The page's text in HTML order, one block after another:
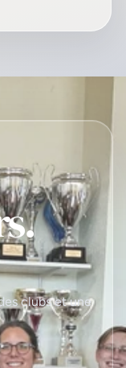
clubs et une